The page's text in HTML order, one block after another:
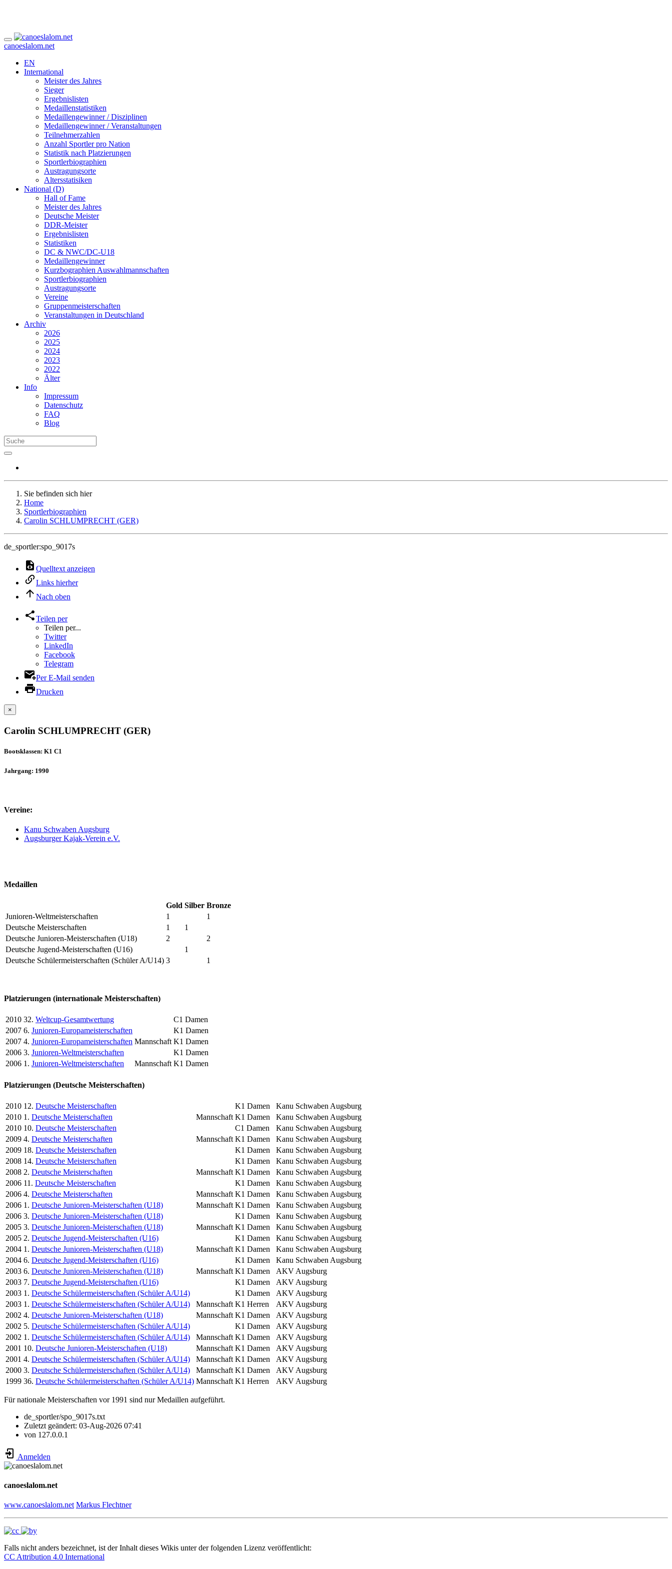
canoeslalom.net
EN
International
Meister des Jahres
Sieger
Ergebnislisten
Medaillenstatistiken
Medaillengewinner / Disziplinen
Medaillengewinner / Veranstaltungen
Teilnehmerzahlen
Anzahl Sportler pro Nation
Statistik nach Platzierungen
Sportlerbiographien
Austragungsorte
Altersstatisiken
National (D)
Hall of Fame
Meister des Jahres
Deutsche Meister
DDR-Meister
Ergebnislisten
Statistiken
DC & NWC/DC-U18
Medaillengewinner
Kurzbographien Auswahlmannschaften
Sportlerbiographien
Austragungsorte
Vereine
Gruppenmeisterschaften
Veranstaltungen in Deutschland
Archiv
2026
2025
2024
2023
2022
Älter
Info
Impressum
Datenschutz
FAQ
Blog
Sie befinden sich hier
Home
Sportlerbiographien
Carolin SCHLUMPRECHT (GER)
de_sportler:spo_9017s
Quelltext anzeigen
Links hierher
Nach oben
Teilen per
Teilen per...
Twitter
LinkedIn
Facebook
Telegram
Per E-Mail senden
Drucken
×
Carolin SCHLUMPRECHT (GER)
Bootsklassen: K1 C1
Jahrgang: 1990
Vereine:
Kanu Schwaben Augsburg
Augsburger Kajak-Verein e.V.
Medaillen
Gold Silber Bronze
Junioren-Weltmeisterschaften
1
1
Deutsche Meisterschaften
1
1
Deutsche Junioren-Meisterschaften (U18)
2
2
Deutsche Jugend-Meisterschaften (U16)
1
Deutsche Schülermeisterschaften (Schüler A/U14) 3 1
Platzierungen (internationale Meisterschaften)
2010 32. Weltcup-Gesamtwertung
C1 Damen
2007 6. Junioren-Europameisterschaften
K1 Damen
2007 4. Junioren-Europameisterschaften Mannschaft K1 Damen
2006 3. Junioren-Weltmeisterschaften
K1 Damen
2006 1. Junioren-Weltmeisterschaften Mannschaft K1 Damen
Platzierungen (Deutsche Meisterschaften)
2010 12. Deutsche Meisterschaften K1 Damen
Kanu Schwaben Augsburg
2010 1. Deutsche Meisterschaften Mannschaft K1 Damen
Kanu Schwaben Augsburg
2010 10. Deutsche Meisterschaften C1 Damen
Kanu Schwaben Augsburg
2009 4. Deutsche Meisterschaften Mannschaft K1 Damen
Kanu Schwaben Augsburg
2009 18. Deutsche Meisterschaften K1 Damen
Kanu Schwaben Augsburg
2008 14. Deutsche Meisterschaften K1 Damen
Kanu Schwaben Augsburg
2008 2. Deutsche Meisterschaften Mannschaft K1 Damen
Kanu Schwaben Augsburg
2006 11. Deutsche Meisterschaften K1 Damen
Kanu Schwaben Augsburg
2006 4. Deutsche Meisterschaften Mannschaft K1 Damen
Kanu Schwaben Augsburg
2006 1. Deutsche Junioren-Meisterschaften (U18) Mannschaft K1 Damen
Kanu Schwaben Augsburg
2006 3. Deutsche Junioren-Meisterschaften (U18) K1 Damen
Kanu Schwaben Augsburg
2005 3. Deutsche Junioren-Meisterschaften (U18) Mannschaft K1 Damen
Kanu Schwaben Augsburg
2005 2. Deutsche Jugend-Meisterschaften (U16) K1 Damen
Kanu Schwaben Augsburg
2004 1. Deutsche Junioren-Meisterschaften (U18) Mannschaft K1 Damen
Kanu Schwaben Augsburg
2004 6. Deutsche Jugend-Meisterschaften (U16) K1 Damen
Kanu Schwaben Augsburg
2003 6. Deutsche Junioren-Meisterschaften (U18) Mannschaft K1 Damen
AKV Augsburg
2003 7. Deutsche Jugend-Meisterschaften (U16) K1 Damen
AKV Augsburg
2003 1. Deutsche Schülermeisterschaften (Schüler A/U14) K1 Damen
AKV Augsburg
2003 1. Deutsche Schülermeisterschaften (Schüler A/U14) Mannschaft K1 Herren
AKV Augsburg
2002 4. Deutsche Junioren-Meisterschaften (U18) Mannschaft K1 Damen
AKV Augsburg
2002 5. Deutsche Schülermeisterschaften (Schüler A/U14) K1 Damen
AKV Augsburg
2002 1. Deutsche Schülermeisterschaften (Schüler A/U14) Mannschaft K1 Damen
AKV Augsburg
2001 10. Deutsche Junioren-Meisterschaften (U18) Mannschaft K1 Damen
AKV Augsburg
2001 4. Deutsche Schülermeisterschaften (Schüler A/U14) Mannschaft K1 Damen
AKV Augsburg
2000 3. Deutsche Schülermeisterschaften (Schüler A/U14) Mannschaft K1 Damen
AKV Augsburg
1999 36. Deutsche Schülermeisterschaften (Schüler A/U14) Mannschaft K1 Herren AKV Augsburg
Für nationale Meisterschaften vor 1991 sind nur Medaillen aufgeführt.
de_sportler/spo_9017s.txt
Zuletzt geändert: 03-Aug-2026 07:41
von 127.0.0.1
Anmelden
canoeslalom.net
www.canoeslalom.net Markus Flechtner
Falls nicht anders bezeichnet, ist der Inhalt dieses Wikis unter der folgenden Lizenz veröffentlicht:
CC Attribution 4.0 International